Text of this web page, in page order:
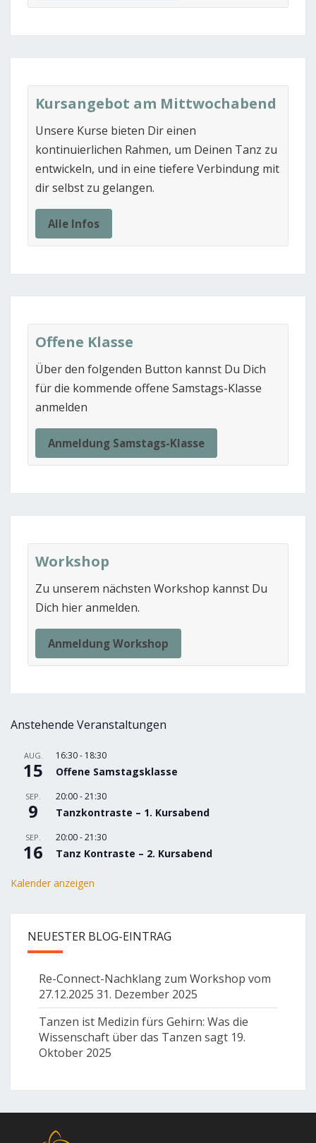
Kursangebot am Mittwochabend
Unsere Kurse bieten Dir einen
kontinuierlichen Rahmen, um Deinen Tanz zu
entwickeln, und in eine tiefere Verbindung mit
dir selbst zu gelangen.
Alle Infos
Offene Klasse
Über den folgenden Button kannst Du Dich
für die kommende offene Samstags-Klasse
anmelden
Anmeldung Samstags-Klasse
Workshop
Zu unserem nächsten Workshop kannst Du
Dich hier anmelden.
Anmeldung Workshop
Anstehende Veranstaltungen
AUG.
15
16:30- 18:30
Offene Samstagsklasse
SEP.
9
20:00-21:30
Tanzkontraste – 1. Kursabend
SEP.
16
20:00-21:30
Tanz Kontraste – 2. Kursabend
Kalender anzeigen
NEUESTER BLOG-EINTRAG
Re-Connect-Nachklang zum Workshop vom
27.12.2025 31. Dezember 2025
Tanzen ist Medizin fürs Gehirn: Was die
Wissenschaft über das Tanzen sagt 19.
Oktober 2025